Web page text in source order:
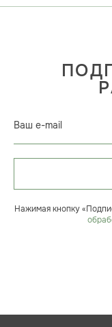
Ваш e-mail
Нажимая кнопку